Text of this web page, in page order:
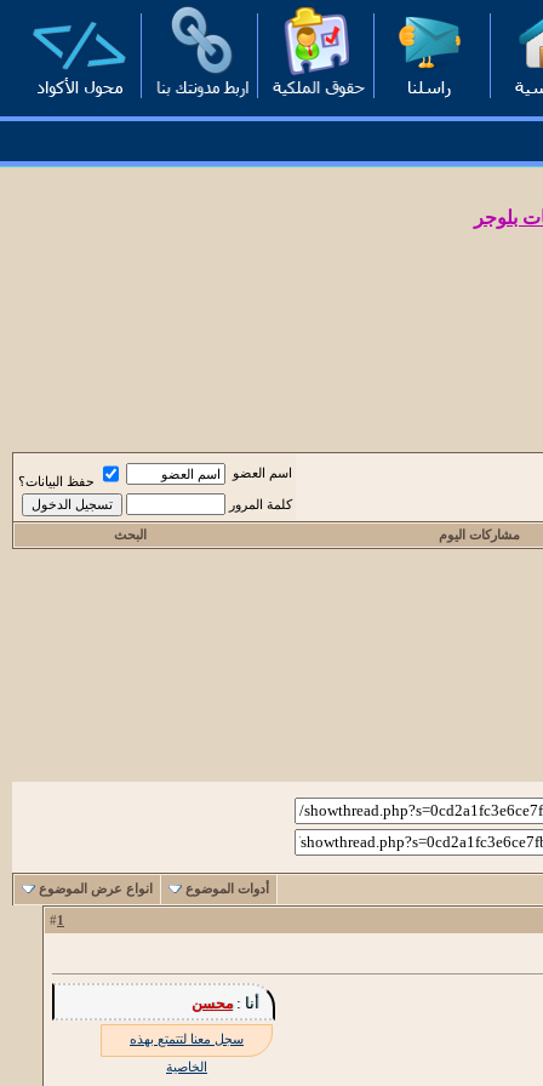
بلوجر
اسم العضو
حفظ البيانات؟
كلمة المرور
مشاركات اليوم البحث
أدوات الموضوع انواع عرض الموضوع
1
أنا :محسن
سجل معنا لتتمتع بهذه
الخاصية